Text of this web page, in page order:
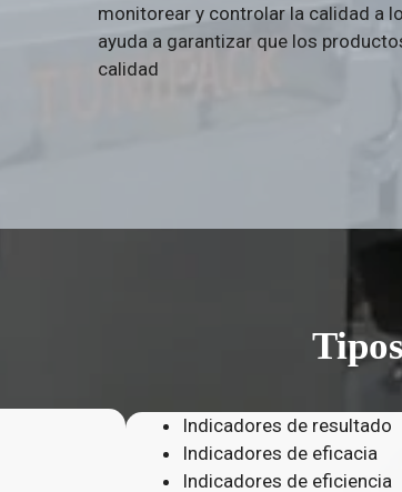
monitorear y controlar la calidad a
ayuda a garantizar que los
calidad
Indicadores de resultado
Indicadores de eficacia
Indicadores de eficiencia